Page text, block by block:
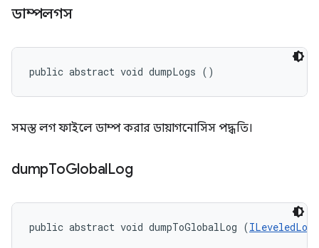
ডাম্পলগস
public abstract void dumpLogs ()
সমস্ত লগ ফাইলে ডাম্প করার ডায়াগনোসিস পদ্ধতি।
dumpToGlobalLog
public abstract void dumpToGlobalLog (